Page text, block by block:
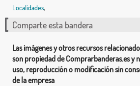
Localidades,
Comparte esta bandera
Las imágenes y otros recursos
son propiedad de Comprarbanderas.es y
uso, reproducción o modificación sin
de la empresa